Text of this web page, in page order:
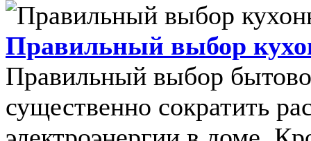
Правильный выбор
Правильный выбор
существенно сократить